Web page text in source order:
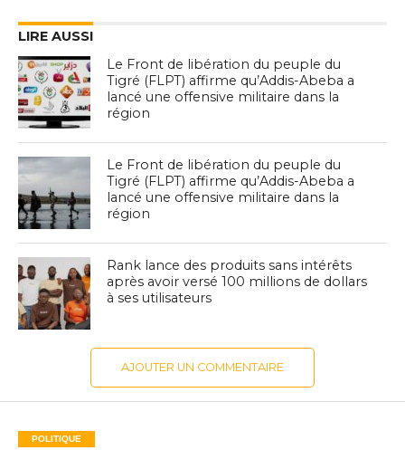
LIRE AUSSI
Le Front de libération du peuple du
Tigré (FLPT) affirme qu’Addis-Abeba a
lancé une offensive militaire dans la
région
Le Front de libération du peuple du
Tigré (FLPT) affirme qu’Addis-Abeba a
lancé une offensive militaire dans la
région
Rank lance des produits sans intérêts
après avoir versé 100 millions de dollars
à ses utilisateurs
AJOUTER UN COMMENTAIRE
POLITIQUE